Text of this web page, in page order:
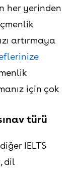
her yerinden
artırmaya
için çok
türü
IELTS
dil